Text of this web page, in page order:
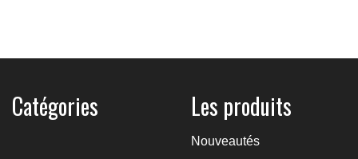
122,40 €
Catégories Les produits
Nouveautés